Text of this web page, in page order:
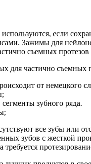
если
Зажимы для
съемных
для частично съемных
от немецкого
зубного ряда.
все зубы или
зубов с жесткой
требуется